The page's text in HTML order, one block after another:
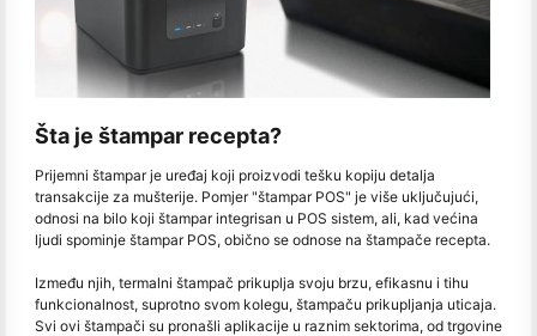
Šta je štampar recepta?
Prijemni štampar je uređaj koji proizvodi tešku kopiju detalja
transakcije za mušterije. Pomjer "štampar POS" je više uključujući,
odnosi na bilo koji štampar integrisan u POS sistem, ali, kad većina
ljudi spominje štampar POS, obično se odnose na štampače recepta.
Između njih, termalni štampač prikuplja svoju brzu, efikasnu i tihu
funkcionalnost, suprotno svom kolegu, štampaču prikupljanja uticaja.
Svi ovi štampači su pronašli aplikacije u raznim sektorima, od trgovine